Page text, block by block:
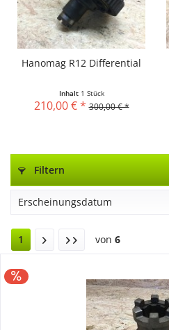
Hanomag R12 Differential
Inhalt 1 Stück
210,00 € * 300,00 € *
Filtern
1 von 6